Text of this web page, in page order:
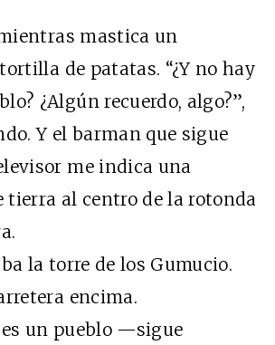
mastica un
de patatas. “¿Y no hay
¿Algún recuerdo, algo?”,
Y el barman que sigue
me indica una
tierra al centro de la rotonda
la torre de los Gumucio.
encima.
un pueblo —sigue